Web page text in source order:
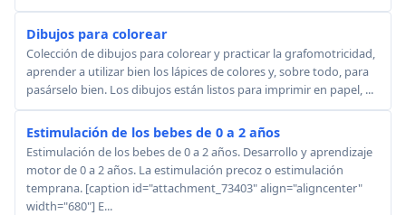
Dibujos para colorear
Colección de dibujos para colorear y practicar la grafomotricidad,
aprender a utilizar bien los lápices de colores y, sobre todo, para
pasárselo bien. Los dibujos están listos para imprimir en papel, ...
Estimulación de los bebes de 0 a 2 años
Estimulación de los bebes de 0 a 2 años. Desarrollo y aprendizaje
motor de 0 a 2 años. La estimulación precoz o estimulación
temprana. [caption id="attachment_73403" align="aligncenter"
width="680"] E...